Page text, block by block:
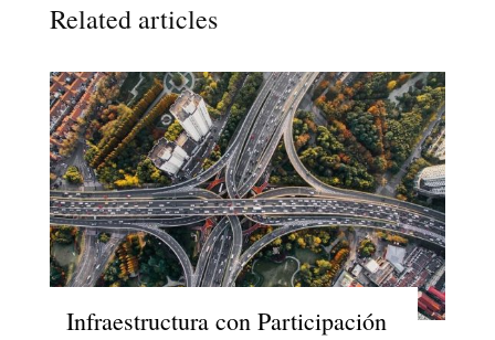
Related articles
Infraestructura con Participación